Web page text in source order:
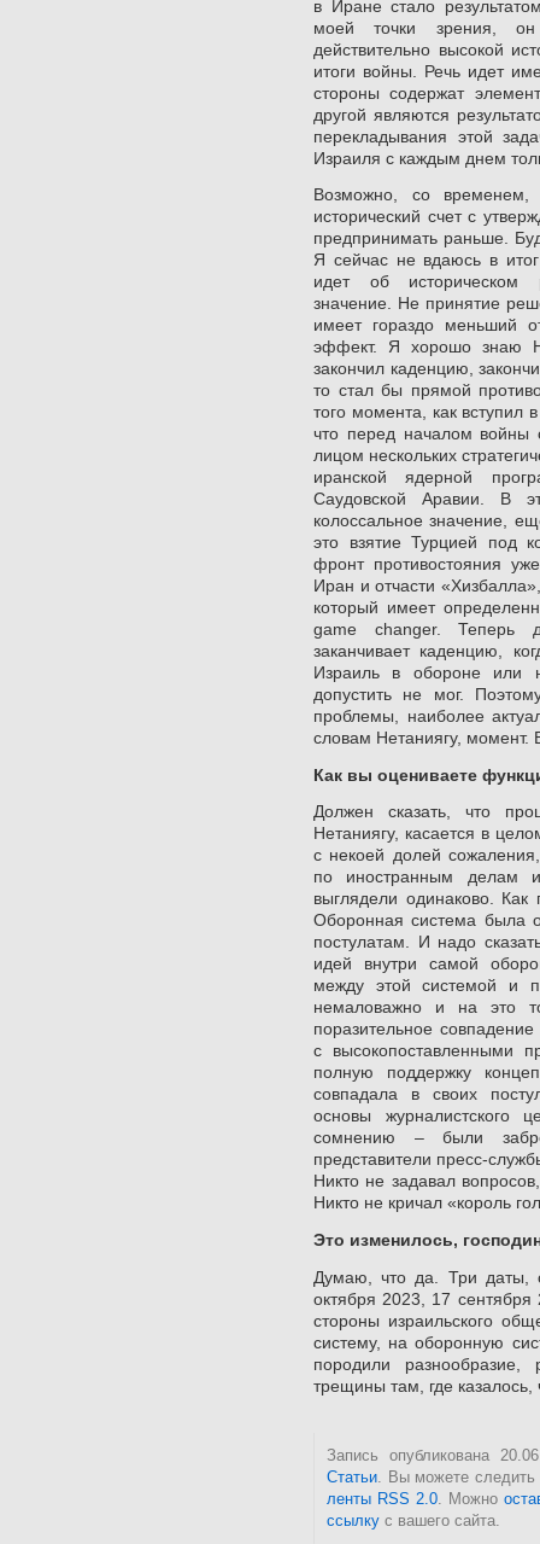
в Иране стало
моей точки зрения, он
действительно высокой
итоги войны. Речь идет
стороны содержат
другой являются
перекладывания этой
Израиля с каждым днем
Возможно, со временем,
исторический счет с
предпринимать раньше.
Я сейчас не вдаюсь в
идет об историческом
значение. Не принятие
имеет гораздо меньший
эффект. Я хорошо знаю
закончил каденцию,
то стал бы прямой
того момента, как вступил
что перед началом войны
лицом нескольких
иранской ядерной
Саудовской Аравии. В
колоссальное значение,
это взятие Турцией под
фронт противостояния
Иран и отчасти
который имеет
game changer. Теперь
заканчивает каденцию,
Израиль в обороне или
допустить не мог.
проблемы, наиболее
словам Нетаниягу, момент.
Как вы оцениваете
Должен сказать, что
Нетаниягу, касается в
с некоей долей
по иностранным делам
выглядели одинаково. Как
Оборонная система была
постулатам. И надо
идей внутри самой
между этой системой и
немаловажно и на это
поразительное
с высокопоставленными
полную поддержку
совпадала в своих
основы журналистского
сомнению – были
представители пресс-
Никто не задавал
Никто не кричал «король
Это изменилось,
Думаю, что да. Три даты,
октября 2023, 17
стороны израильского
систему, на оборонную
породили разнообразие,
трещины там, где казалось,
Запись опубликована
Статьи . Вы можете
ленты RSS 2.0. Можно
ссылку с вашего сайта.